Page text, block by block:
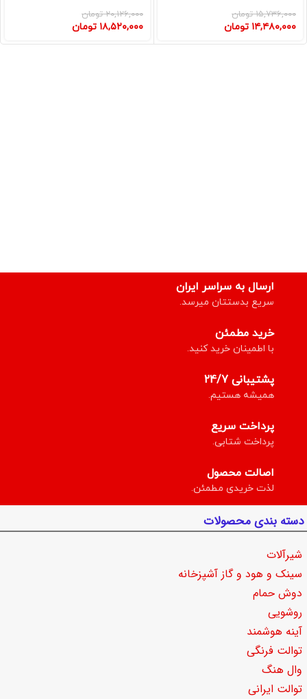
۱۵,۷۳۶,۰۰۰ تومان
۱۴,۴۸۰,۰۰۰ تومان
۲۰,۱۲۶,۰۰۰ تومان
۱۸,۵۲۰,۰۰۰ تومان
ارسال به سراسر ایران
سریع بدستتان میرسد.
خرید مطمئن
با اطمینان خرید کنید.
پشتیبانی 24/7
همیشه هستیم.
پرداخت سریع
پرداخت شتابی.
اصالت محصول
لذت خریدی مطمئن.
دسته بندی محصولات
شیرآلات
سینک و هود و گاز آشپزخانه
دوش حمام
روشویی
آینه هوشمند
توالت فرنگی
وال هنگ
توالت ایرانی